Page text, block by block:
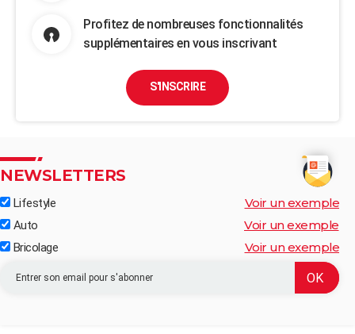
Profitez de nombreuses fonctionnalités
supplémentaires en vous inscrivant
S'INSCRIRE
NEWSLETTERS
Lifestyle Voir un exemple
Auto Voir un exemple
Bricolage Voir un exemple